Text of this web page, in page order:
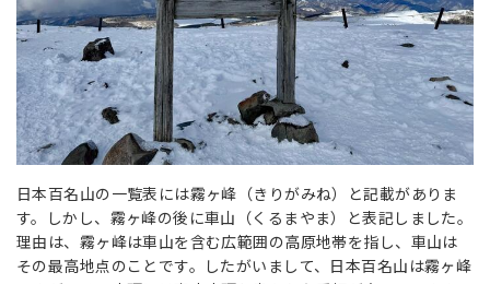
日本百名山の一覧表には霧ヶ峰（きりがみね）と記載がありま
す。しかし、霧ヶ峰の後に車山（くるまやま）と表記しました。
理由は、霧ヶ峰は車山を含む広範囲の高原地帯を指し、車山は
その最高地点のことです。したがいまして、日本百名山は霧ヶ峰